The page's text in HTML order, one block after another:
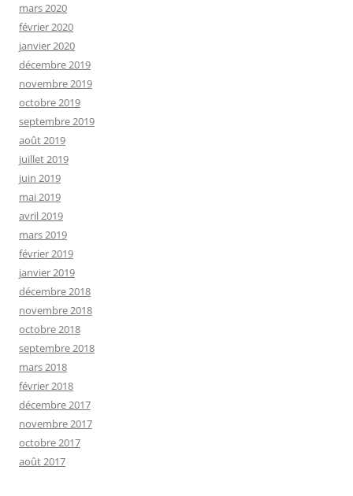
mars 2020
février 2020
janvier 2020
décembre 2019
novembre 2019
octobre 2019
septembre 2019
août 2019
juillet 2019
juin 2019
mai 2019
avril 2019
mars 2019
février 2019
janvier 2019
décembre 2018
novembre 2018
octobre 2018
septembre 2018
mars 2018
février 2018
décembre 2017
novembre 2017
octobre 2017
août 2017